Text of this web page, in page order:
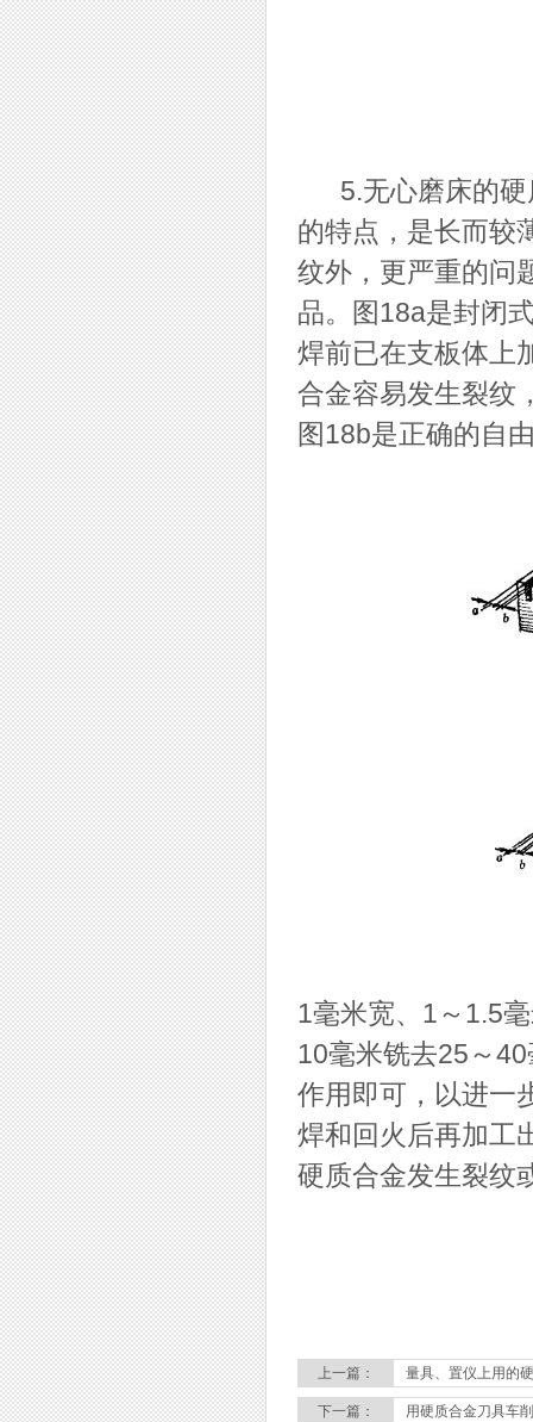
5.无心磨床的硬
的特点，是长而较
纹外，更严重的问
品。图18a是封闭
焊前已在支板体上
合金容易发生裂纹
图18b是正确的自
1毫米宽、1～1.5
10毫米铣去25～
作用即可，以进一
焊和回火后再加工
硬质合金发生裂纹
上一篇： 量具、置仪上用的
下一篇： 用硬质合金刀具车